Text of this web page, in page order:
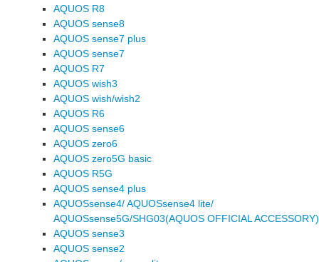
AQUOS R8
AQUOS sense8
AQUOS sense7 plus
AQUOS sense7
AQUOS R7
AQUOS wish3
AQUOS wish/wish2
AQUOS R6
AQUOS sense6
AQUOS zero6
AQUOS zero5G basic
AQUOS R5G
AQUOS sense4 plus
AQUOSsense4/ AQUOSsense4 lite/
AQUOSsense5G/SHG03(AQUOS OFFICIAL ACCESSORY)
AQUOS sense3
AQUOS sense2